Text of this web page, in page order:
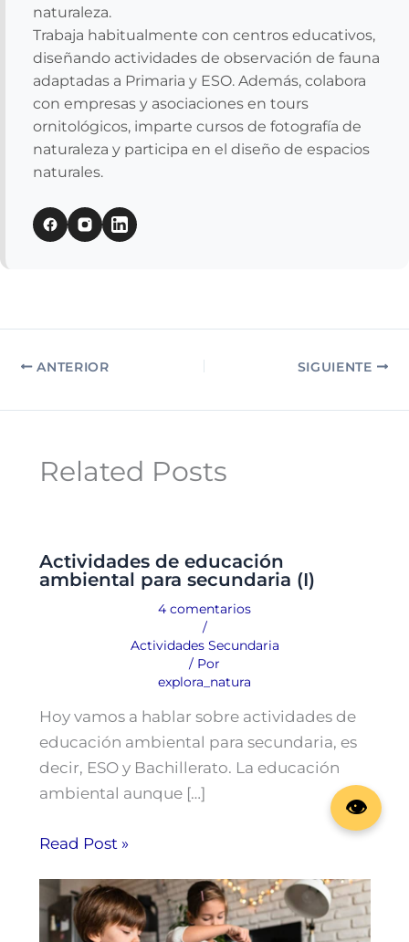
naturaleza.
Trabaja habitualmente con centros educativos,
diseñando actividades de observación de fauna
adaptadas a Primaria y ESO. Además, colabora
con empresas y asociaciones en tours
ornitológicos, imparte cursos de fotografía de
naturaleza y participa en el diseño de espacios
naturales.
ANTERIOR SIGUIENTE
Related Posts
Actividades de educación
ambiental para secundaria (I)
4 comentarios
/
Actividades Secundaria
/ Por
explora_natura
Hoy vamos a hablar sobre actividades de
educación ambiental para secundaria, es
decir, ESO y Bachillerato. La educación
ambiental aunque […]
Read Post »